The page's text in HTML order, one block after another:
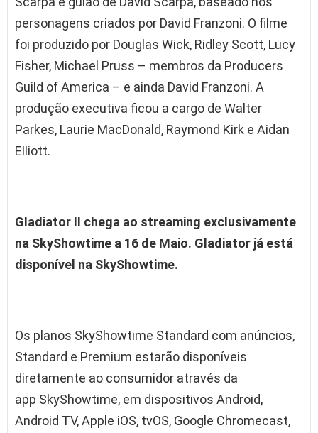
personagens criados por David Franzoni. O filme
foi produzido por Douglas Wick, Ridley Scott, Lucy
Fisher, Michael Pruss – membros da Producers
Guild of America – e ainda David Franzoni. A
produção executiva ficou a cargo de Walter
Parkes, Laurie MacDonald, Raymond Kirk e Aidan
Elliott.
Gladiator II chega ao streaming exclusivamente
na SkyShowtime a 16 de Maio. Gladiator já está
disponível na SkyShowtime.
Os planos SkyShowtime Standard com anúncios,
Standard e Premium estarão disponíveis
diretamente ao consumidor através da
app SkyShowtime, em dispositivos Android,
Android TV, Apple iOS, tvOS, Google Chromecast,